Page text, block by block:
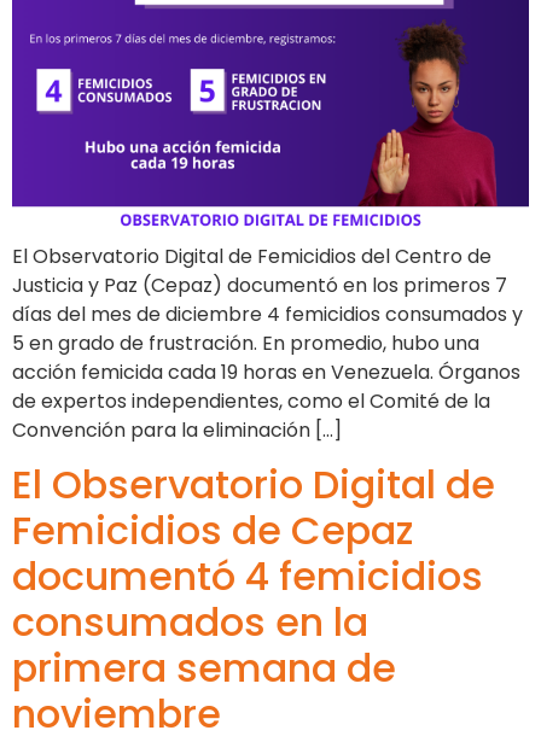
El Observatorio Digital de Femicidios del Centro de
Justicia y Paz (Cepaz) documentó en los primeros 7
días del mes de diciembre 4 femicidios consumados y
5 en grado de frustración. En promedio, hubo una
acción femicida cada 19 horas en Venezuela. Órganos
de expertos independientes, como el Comité de la
Convención para la eliminación […]
El Observatorio Digital de
Femicidios de Cepaz
documentó 4 femicidios
consumados en la
primera semana de
noviembre